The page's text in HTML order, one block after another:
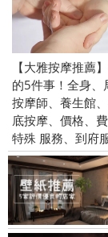
【大雅按摩推薦
的5件事！全身、
按摩師、養生館
底按摩、價格、費
特殊 服務、到府